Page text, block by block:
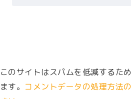
このサイトはスパムを低減するた
ます。 コメントデータの処理方法